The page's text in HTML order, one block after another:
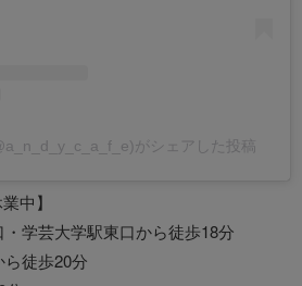
がシェアした投稿
中】
学芸大学駅東口から徒歩18分
徒歩20分